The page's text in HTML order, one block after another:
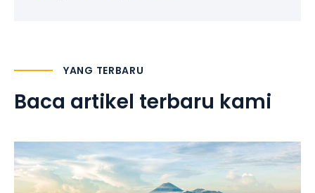
YANG TERBARU
Baca artikel terbaru kami